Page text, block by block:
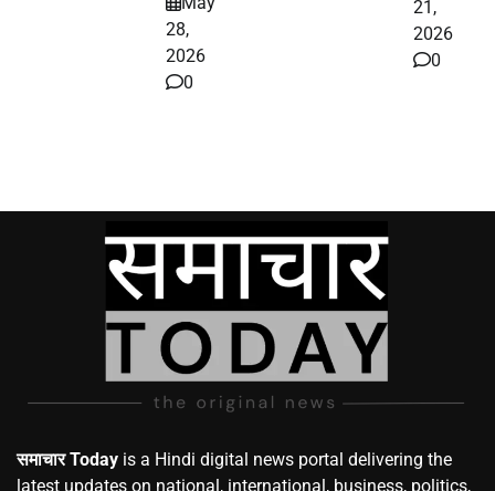
28,
2026
0
21,
2026
0
समाचार Today is a Hindi digital news portal delivering the
latest updates on national, international, business, politics,